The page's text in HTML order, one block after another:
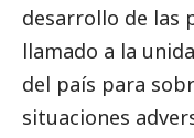
desarrollo de las
llamado a la
del país para
situaciones